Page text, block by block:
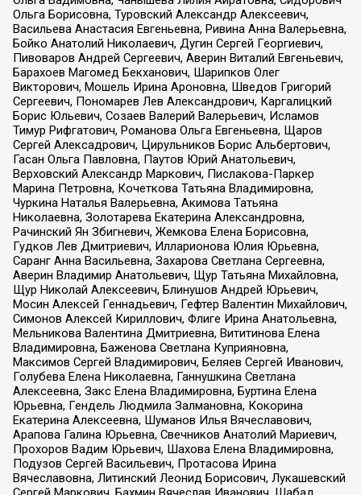
Ольга Борисовна, Туровский Александр Алексеевич,
Васильева Анастасия Евгеньевна, Ривина Анна Валерьевна,
Бойко Анатолий Николаевич, Дугин Сергей Георгиевич,
Пивоваров Андрей Сергеевич, Аверин Виталий Евгеньевич,
Барахоев Магомед Бекханович, Шарипков Олег
Викторович, Мошель Ирина Ароновна, Шведов Григорий
Сергеевич, Пономарев Лев Александрович, Каргалицкий
Борис Юльевич, Созаев Валерий Валерьевич, Исламов
Тимур Рифгатович, Романова Ольга Евгеньевна, Щаров
Сергей Алексадрович, Цирульников Борис Альбертович,
Гасан Ольга Павловна, Паутов Юрий Анатольевич,
Верховский Александр Маркович, Пислакова-Паркер
Марина Петровна, Кочеткова Татьяна Владимировна,
Чуркина Наталья Валерьевна, Акимова Татьяна
Николаевна, Золотарева Екатерина Александровна,
Рачинский Ян Збигневич, Жемкова Елена Борисовна,
Гудков Лев Дмитриевич, Илларионова Юлия Юрьевна,
Саранг Анна Васильевна, Захарова Светлана Сергеевна,
Аверин Владимир Анатольевич, Щур Татьяна Михайловна,
Щур Николай Алексеевич, Блинушов Андрей Юрьевич,
Мосин Алексей Геннадьевич, Гефтер Валентин Михайлович,
Симонов Алексей Кириллович, Флиге Ирина Анатольевна,
Мельникова Валентина Дмитриевна, Вититинова Елена
Владимировна, Баженова Светлана Куприяновна,
Максимов Сергей Владимирович, Беляев Сергей Иванович,
Голубева Елена Николаевна, Ганнушкина Светлана
Алексеевна, Закс Елена Владимировна, Буртина Елена
Юрьевна, Гендель Людмила Залмановна, Кокорина
Екатерина Алексеевна, Шуманов Илья Вячеславович,
Арапова Галина Юрьевна, Свечников Анатолий Мариевич,
Прохоров Вадим Юрьевич, Шахова Елена Владимировна,
Подузов Сергей Васильевич, Протасова Ирина
Вячеславовна, Литинский Леонид Борисович, Лукашевский